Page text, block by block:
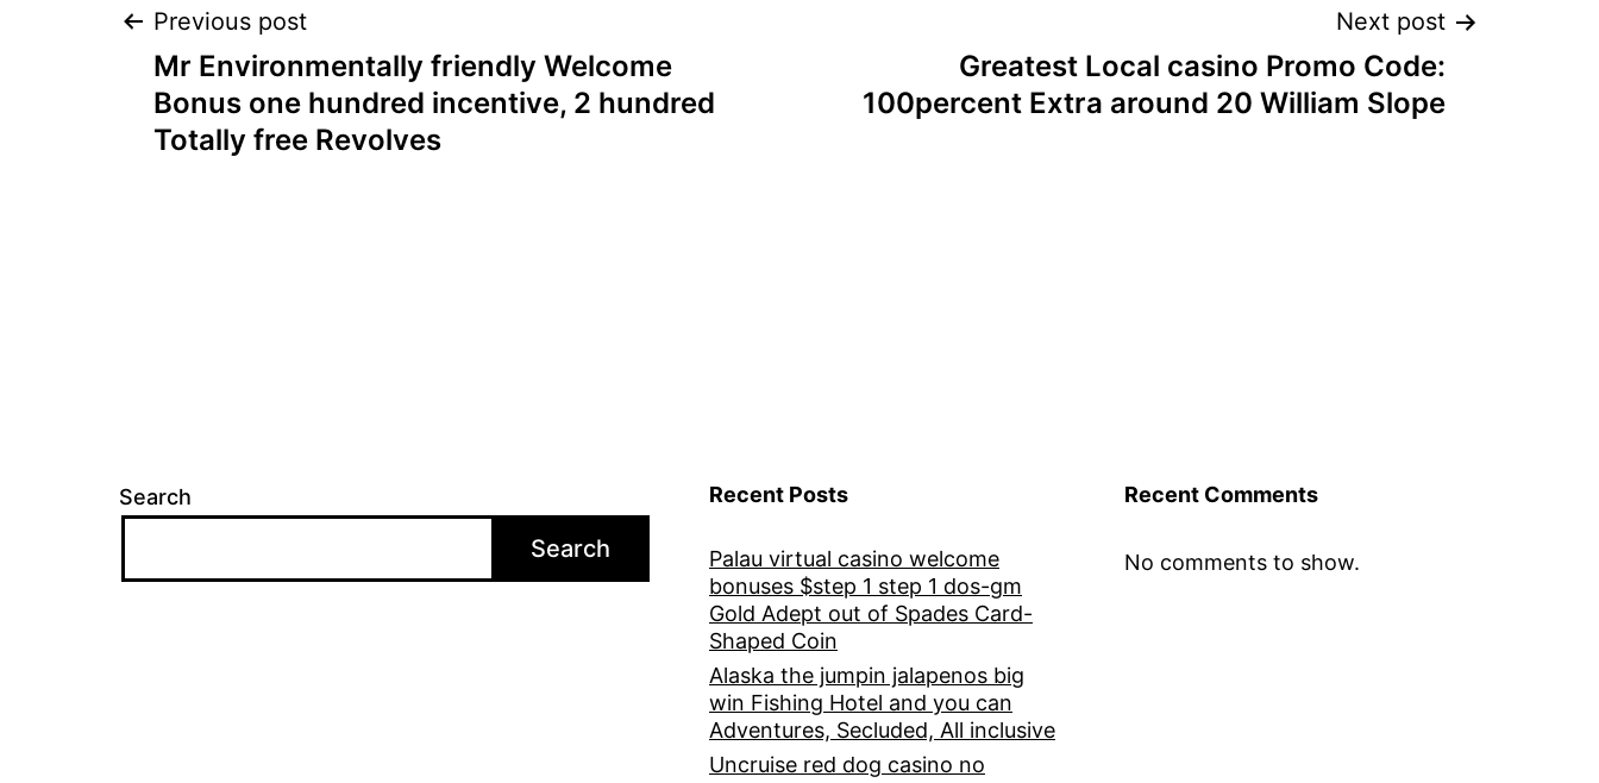
Post
navigation
Previous post
Mr Environmentally friendly Welcome
Bonus one hundred incentive, 2 hundred
Totally free Revolves
Next post
Greatest Local casino Promo Code:
100percent Extra around 20 William Slope
Search
Search
Recent Posts
Palau virtual casino welcome
bonuses $step 1 step 1 dos-gm
Gold Adept out of Spades Card-
Shaped Coin
Alaska the jumpin jalapenos big
win Fishing Hotel and you can
Adventures, Secluded, All inclusive
Uncruise red dog casino no
Recent Comments
No comments to show.